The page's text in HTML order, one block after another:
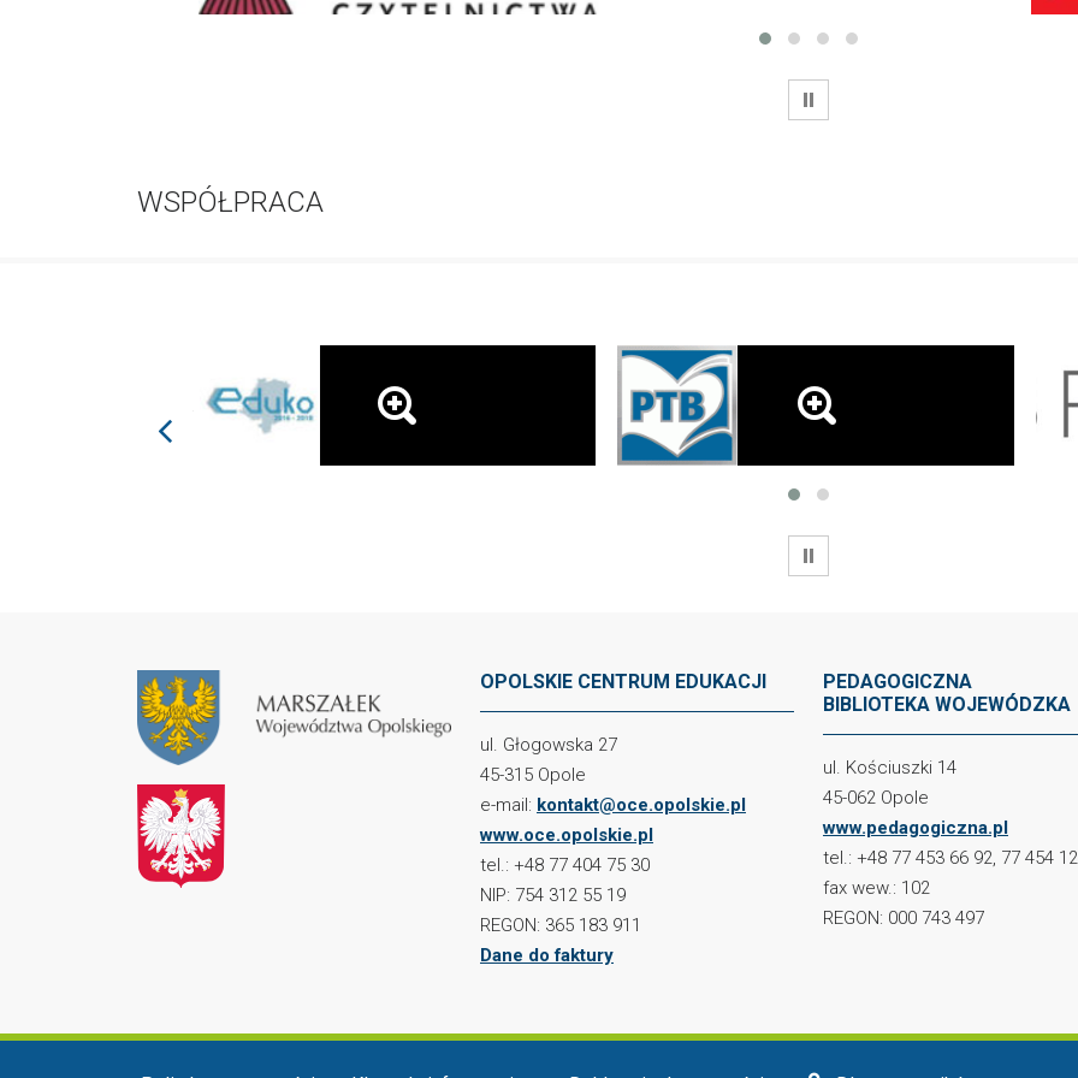
WSTRZYMAJ
WSPÓŁPRACA
WSTRZYMAJ
OPOLSKIE CENTRUM EDUKACJI
ul. Głogowska 27
45-315 Opole
e-mail: kontakt@oce.opolskie.pl
www.oce.opolskie.pl
tel.: +48 77 404 75 30
NIP: 754 312 55 19
REGON: 365 183 911
Dane do faktury
PEDAGOGICZNA
BIBLIOTEKA WOJEWÓDZKA
ul. Kościuszki 14
45-062 Opole
www.pedagogiczna.pl
tel.: +48 77 453 66 92, 77 454
fax wew.: 102
REGON: 000 743 497